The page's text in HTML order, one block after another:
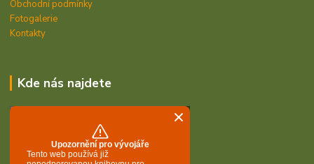
Obchodní podmínky
Fotogalerie
Kontakty
Kde nás najdete